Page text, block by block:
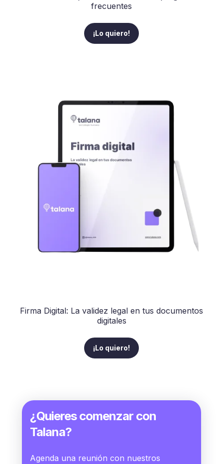
frecuentes
¡Lo quiero!
Firma Digital: La validez legal en tus documentos
digitales
¡Lo quiero!
¿Quieres comenzar con
Talana?
Agenda una reunión con nuestros